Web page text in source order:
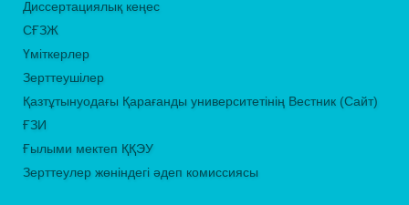
Диссертациялық кеңес
СҒЗЖ
Үміткерлер
Зерттеушілер
Қазтұтынуодағы Қарағанды университетінің Вестник (Сайт)
ҒЗИ
Ғылыми мектеп ҚҚЭУ
Зерттеулер жөніндегі әдеп комиссиясы